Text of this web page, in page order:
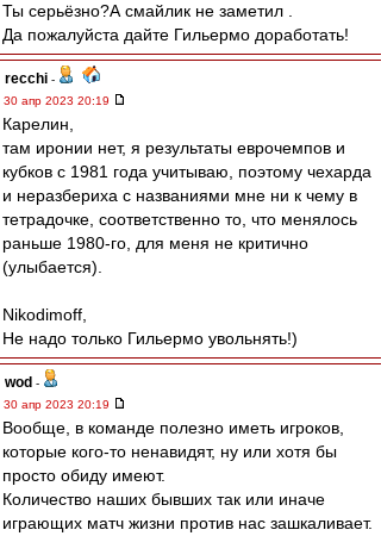
Ты серьёзно?А смайлик не заметил .
Да пожалуйста дайте Гильермо доработать!
recchi -
30 апр 2023 20:19
Карелин,
там иронии нет, я результаты еврочемпов и
кубков с 1981 года учитываю, поэтому чехарда
и неразбериха с названиями мне ни к чему в
тетрадочке, соответственно то, что менялось
раньше 1980-го, для меня не критично
(улыбается).
Nikodimoff,
Не надо только Гильермо увольнять!)
wod -
30 апр 2023 20:19
Вообще, в команде полезно иметь игроков,
которые кого-то ненавидят, ну или хотя бы
просто обиду имеют.
Количество наших бывших так или иначе
играющих матч жизни против нас зашкаливает.